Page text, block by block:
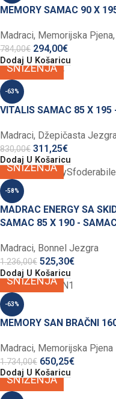
MEMORY SAMAC 90 X
Madraci, Memorijska Pjena,
784,00€ 294,00€
Dodaj U Košaricu
SNIŽENJA
-63%
VITALIS SAMAC 85 X 195
Madraci, Džepičasta
830,00€ 311,25€
Dodaj U Košaricu
SNIŽENJA
-58%
MADRAC ENERGY SA
SAMAC 85 X 190 -
Madraci, Bonnel Jezgra
1.236,00€ 525,30€
Dodaj U Košaricu
SNIŽENJA
-63%
MEMORY SAN BRAČNI
Madraci, Memorijska Pjena
1.734,00€ 650,25€
Dodaj U Košaricu
SNIŽENJA